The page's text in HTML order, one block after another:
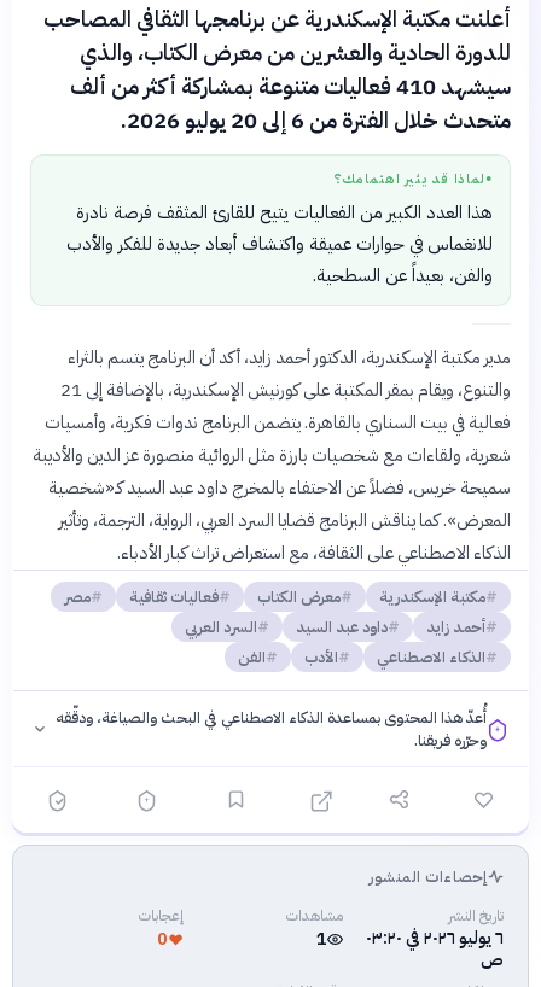
أعلنت مكتبة الإسكندرية عن برنامجها الثقافي المصاحب
للدورة الحادية والعشرين من معرض الكتاب، والذي
سيشهد 410 فعاليات متنوعة بمشاركة أكثر من ألف
متحدث خلال الفترة من 6 إلى 20 يوليو 2026.
● لماذا قد يثير اهتمامك؟
هذا العدد الكبير من الفعاليات يتيح للقارئ المثقف فرصة نادرة
للانغماس في حوارات عميقة واكتشاف أبعاد جديدة للفكر والأدب
والفن، بعيداً عن السطحية.
مدير مكتبة الإسكندرية، الدكتور أحمد زايد، أكد أن البرنامج يتسم بالثراء
والتنوع، ويقام بمقر المكتبة على كورنيش الإسكندرية، بالإضافة إلى 21
فعالية في بيت السناري بالقاهرة. يتضمن البرنامج ندوات فكرية، وأمسيات
شعرية، ولقاءات مع شخصيات بارزة مثل الروائية منصورة عز الدين والأديبة
سميحة خريس، فضلاً عن الاحتفاء بالمخرج داود عبد السيد كـ«شخصية
المعرض». كما يناقش البرنامج قضايا السرد العربي، الرواية، الترجمة، وتأثير
الذكاء الاصطناعي على الثقافة، مع استعراض تراث كبار الأدباء.
مكتبة الإسكندرية معرض الكتاب فعاليات ثقافية
مصر
أحمد زايد
داود عبد السيد
السرد العربي
الذكاء الاصطناعي
الأدب الفن
أُعدّ هذا المحتوى بمساعدة الذكاء الاصطناعي في البحث والصياغة، ودقّقه
وحرّره فريقنا.
فلسفتنا المعرفية·سياسة الذكاء الاصطناعيإحصاءات المنشور
تاريخ النشر
٦ يوليو ٢٠٢٦ في ٠٣:٢٠
ص
مشاهدات
1
إعجابات
0